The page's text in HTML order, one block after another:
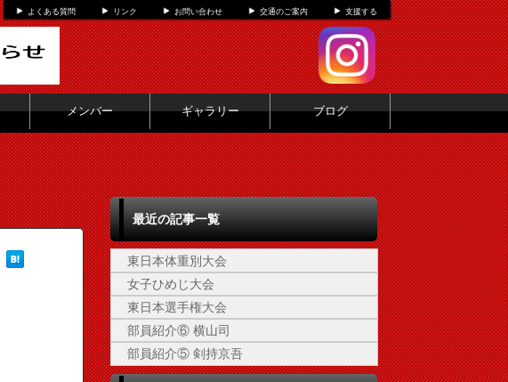
よくある質問 リンク お問い合わせ 交通のご案内 支援する
メンバー ギャラリー ブログ
最近の記事一覧
東日本体重別大会
女子ひめじ大会
東日本選手権大会
部員紹介⑥ 横山司
部員紹介⑤ 剣持京吾